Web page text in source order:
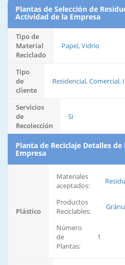
Plantas de Selección de
Actividad de la Empresa
Tipo de
Material
Reciclado
Papel, Vidrio
Tipo
de
cliente
Residencial, Comercial,
Servicios
de
Recolección
Si
Planta de Reciclaje Detalles
Empresa
Plástico
Materiales
aceptados:
Productos
Reciclables:
Número
de
Plantas:
1